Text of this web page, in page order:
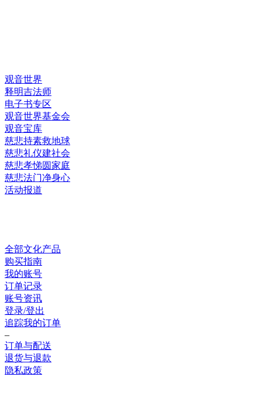
观音世界
释明吉法师
电子书专区
观音世界基金会
观音宝库
慈悲持素救地球
慈悲礼仪建社会
慈悲孝悌圆家庭
慈悲法门净身心
活动报道
全部文化产品
购买指南
我的账号
订单记录
账号资讯
登录/登出
追踪我的订单
–
订单与配送
退货与退款
隐私政策